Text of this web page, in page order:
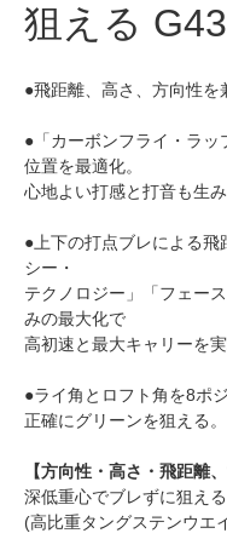
狙える
●飛距離、高さ、方向性を
●「カーボンフライ・ラ
位置を最適化。
心地よい打感と打音も生み
●上下の打点ブレによる
シー・
テクノロジー」「フェー
みの最大化で
高初速と最大キャリーを実
●ライ角とロフト角を8ポ
正確にグリーンを狙える。
【方向性・高さ・飛距離
深低重心でブレずに狙える
(高比重タングステンウエ